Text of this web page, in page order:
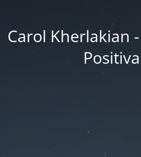
Carol Kherlakian
Positiva